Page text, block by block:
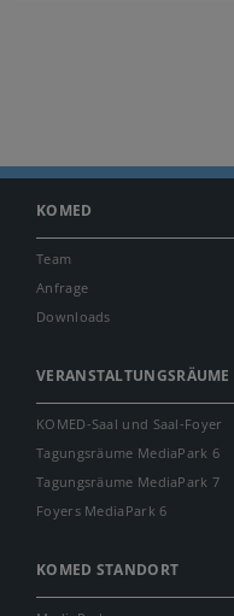
KOMED
Team
Anfrage
Downloads
VERANSTALTUNGSRÄUME
KOMED-Saal und Saal-Foyer
Tagungsräume MediaPark 6
Tagungsräume MediaPark 7
Foyers MediaPark 6
KOMED STANDORT